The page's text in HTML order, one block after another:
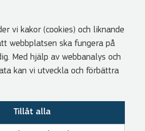
vi kakor (cookies) och liknande
webbplatsen ska fungera på
Med hjälp av webbanalys och
kan vi utveckla och förbättra
Tillåt alla